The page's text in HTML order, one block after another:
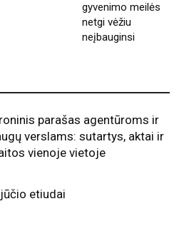
gyvenimo meilės
netgi vėžiu
neįbauginsi
parašas agentūroms ir
verslams: sutartys, aktai ir
vienoje vietoje
etiudai